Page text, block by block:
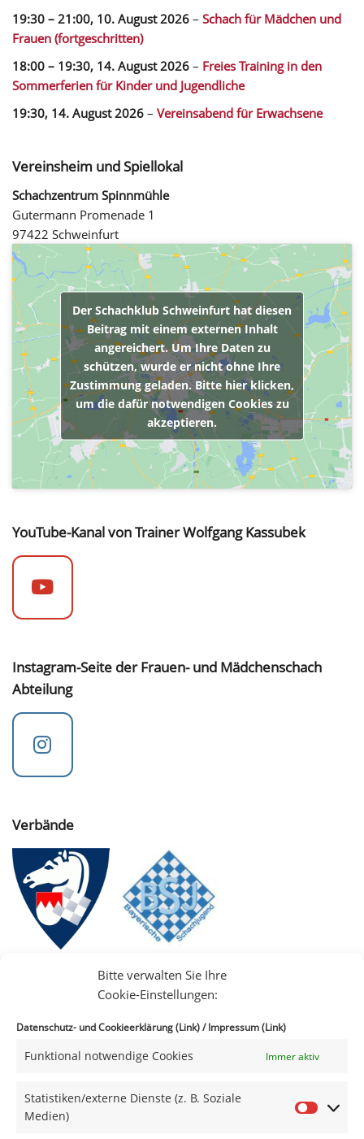
Bitte verwalten Sie Ihre
Cookie-Einstellungen:
Datenschutz- und Cookieerklärung (Link)/Impressum (Link)
Funktional notwendige Cookies Immer aktiv
Statistiken/externe Dienste (z. B. Soziale
Medien)
19:30 – 21:00, 10. August 2026 – Schach für Mädchen und
Frauen (fortgeschritten)
18:00 – 19:30, 14. August 2026 – Freies Training in den
Sommerferien für Kinder und Jugendliche
19:30, 14. August 2026 – Vereinsabend für Erwachsene
Vereinsheim und Spiellokal
Schachzentrum Spinnmühle
Gutermann Promenade 1
97422 Schweinfurt
Der Schachklub Schweinfurt hat diesen
Beitrag mit einem externen Inhalt
angereichert. Um Ihre Daten zu
schützen, wurde er nicht ohne Ihre
Zustimmung geladen. Bitte hier klicken,
um die dafür notwendigen Cookies zu
akzeptieren.
YouTube-Kanal von Trainer Wolfgang Kassubek
Instagram-Seite der Frauen- und Mädchenschach
Abteilung
Verbände